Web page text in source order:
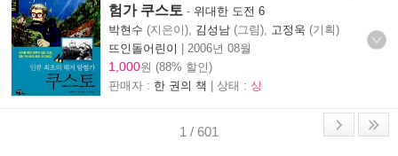
험가 쿠스토 - 위대한 도전 6
박현수 (지은이), 김성남 (그림), 고정욱 (기획)
뜨인돌어린이 | 2006년 08월
1,000원 (88% 할인)
판매자 : 한 권의 책 | 상태 : 상
1 / 601